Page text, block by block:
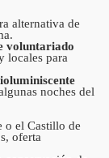
alternativa de
voluntariado
locales para
noches del
o el Castillo de
oferta